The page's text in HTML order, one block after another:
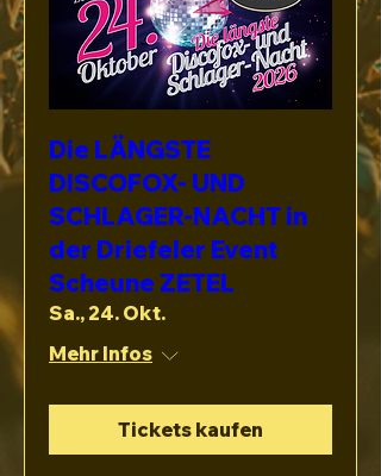
Die LÄNGSTE
DISCOFOX- UND
SCHLAGER-NACHT in
der Driefeler Event
Scheune ZETEL
Sa., 24. Okt.
Mehr Infos
Tickets kaufen